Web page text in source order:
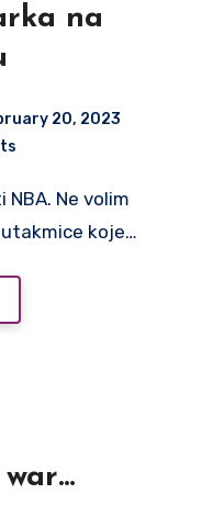
na
20, 2023
koje…